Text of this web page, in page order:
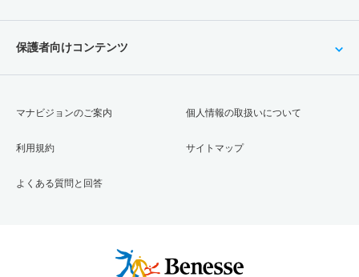
保護者向けコンテンツ
マナビジョンのご案内
利用規約
よくある質問と回答
個人情報の取扱いについて
サイトマップ